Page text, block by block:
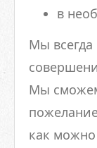
в
Мы
Мы
как